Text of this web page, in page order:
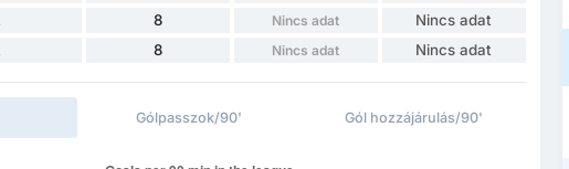
8 Nincs adat Nincs adat
8 Nincs adat Nincs adat
Gólpasszok/90' Gól hozzájárulás/90'